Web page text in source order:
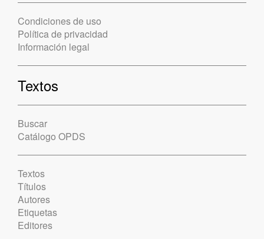
Condiciones de uso
Política de privacidad
Información legal
Textos
Buscar
Catálogo OPDS
Textos
Títulos
Autores
Etiquetas
Editores